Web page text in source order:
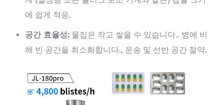
에 쉽게 적응.
공간 효율성: 물집은 작고 쌓을 수 있습니다.. 병에 비
해 빈 공간을 최소화합니다., 운송 및 선반 공간 절약.